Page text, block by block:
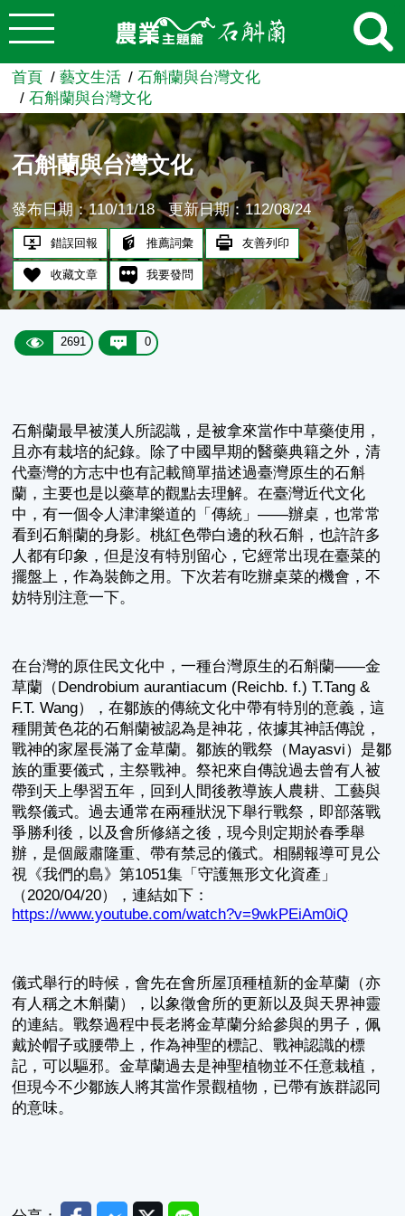
跳到主要內容
農業知識入口網
首頁 藝文生活
石斛蘭與台灣文化
石斛蘭與台灣文化
石斛蘭與台灣文化
發布日期：110/11/18 更新日期：112/08/24
錯誤回報 推薦詞彙 友善列印
收藏文章 我要發問
2691 0
石斛蘭最早被漢人所認識，是被拿來當作中草藥使用，
且亦有栽培的紀錄。除了中國早期的醫藥典籍之外，清
代臺灣的方志中也有記載簡單描述過臺灣原生的石斛
蘭，主要也是以藥草的觀點去理解。在臺灣近代文化
中，有一個令人津津樂道的「傳統」——辦桌，也常常
看到石斛蘭的身影。桃紅色帶白邊的秋石斛，也許許多
人都有印象，但是沒有特別留心，它經常出現在臺菜的
擺盤上，作為裝飾之用。下次若有吃辦桌菜的機會，不
妨特別注意一下。
在台灣的原住民文化中，一種台灣原生的石斛蘭——金
草蘭（Dendrobium aurantiacum (Reichb. f.) T.Tang &
F.T. Wang），在鄒族的傳統文化中帶有特別的意義，這
種開黃色花的石斛蘭被認為是神花，依據其神話傳說，
戰神的家屋長滿了金草蘭。鄒族的戰祭（Mayasvi）是鄒
族的重要儀式，主祭戰神。祭祀來自傳說過去曾有人被
帶到天上學習五年，回到人間後教導族人農耕、工藝與
戰祭儀式。過去通常在兩種狀況下舉行戰祭，即部落戰
爭勝利後，以及會所修繕之後，現今則定期於春季舉
辦，是個嚴肅隆重、帶有禁忌的儀式。相關報導可見公
視《我們的島》第1051集「守護無形文化資產」
（2020/04/20），連結如下：
https://www.youtube.com/watch?v=9wkPEiAm0iQ
儀式舉行的時候，會先在會所屋頂種植新的金草蘭（亦
有人稱之木斛蘭），以象徵會所的更新以及與天界神靈
的連結。戰祭過程中長老將金草蘭分給參與的男子，佩
戴於帽子或腰帶上，作為神聖的標記、戰神認識的標
記，可以驅邪。金草蘭過去是神聖植物並不任意栽植，
但現今不少鄒族人將其當作景觀植物，已帶有族群認同
的意味。
FacebookMessenger
TwitterLine